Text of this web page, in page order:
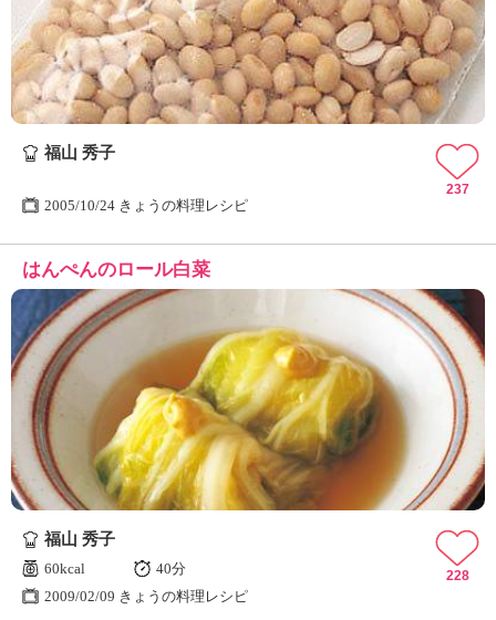
」
福山 秀子
2005/10/24 きょうの料理レシピ
237
はんぺんのロール白菜
福山 秀子
60kcal
40分
2009/02/09 きょうの料理レシピ
228